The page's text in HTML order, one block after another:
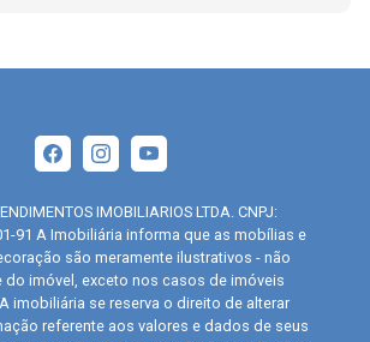
IMOBILIARIOS LTDA. CNPJ:
91 A Imobiliária informa que as mobílias e
são meramente ilustrativos - não
do imóvel, exceto nos casos de imóveis
imobiliária se reserva o direito de alterar
referente aos valores e dados de seus